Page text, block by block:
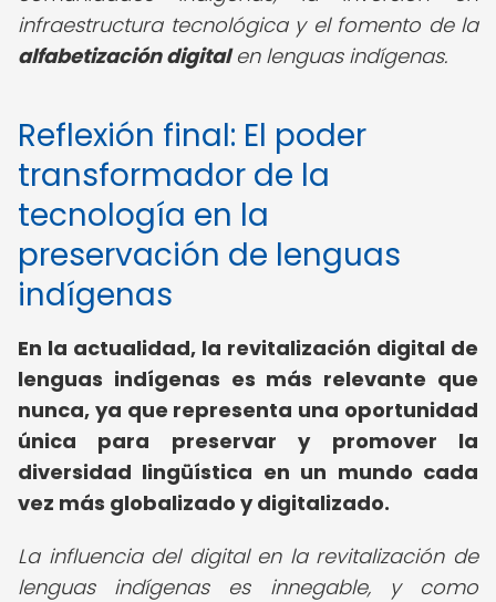
infraestructura tecnológica y el fomento de la
alfabetización digitalen lenguas indígenas.
Reflexión final: El poder
transformador de la
tecnología en la
preservación de lenguas
indígenas
En la actualidad, la revitalización digital de
lenguas indígenas es más relevante que
nunca, ya que representa una oportunidad
única para preservar y promover la
diversidad lingüística en un mundo cada
vez más globalizado y digitalizado.
La influencia del digital en la revitalización de
lenguas indígenas es innegable, y como